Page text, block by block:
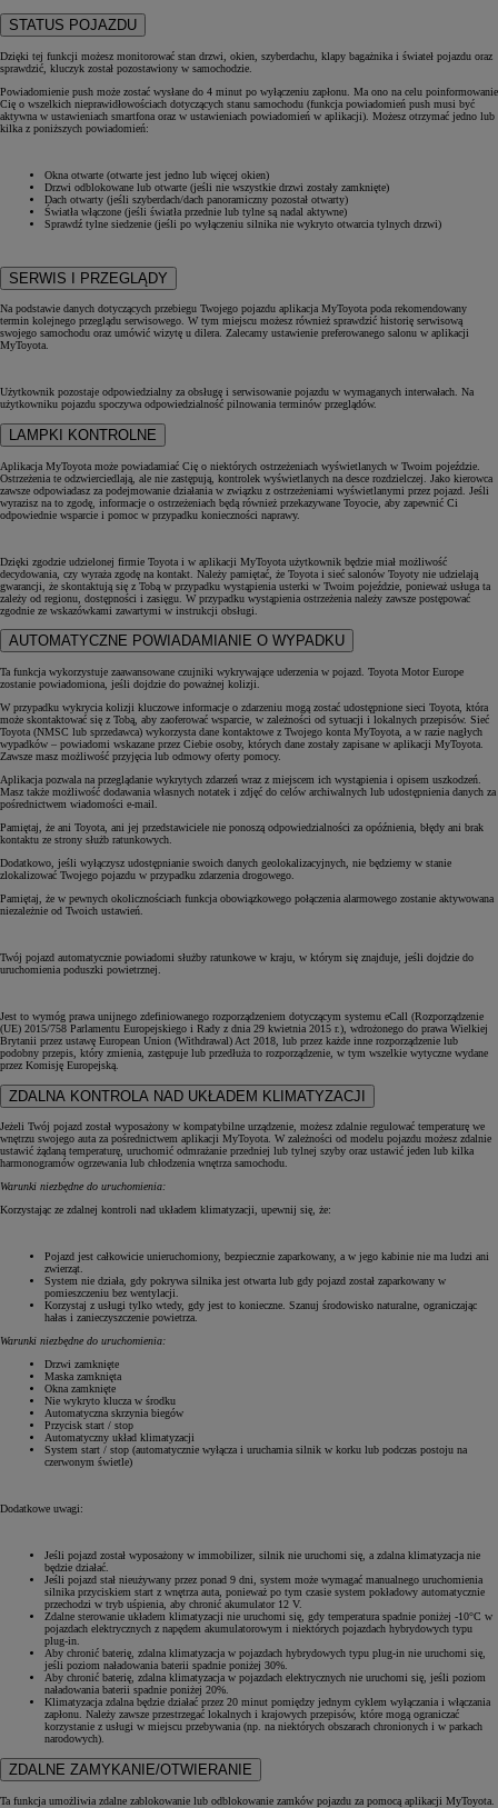
STATUS POJAZDU
Dzięki tej funkcji możesz monitorować stan drzwi, okien, szyberdachu, klapy bagażnika i świateł pojazdu oraz
sprawdzić, kluczyk został pozostawiony w samochodzie.
Powiadomienie push może zostać wysłane do 4 minut po wyłączeniu zapłonu. Ma ono na celu poinformowanie
Cię o wszelkich nieprawidłowościach dotyczących stanu samochodu (funkcja powiadomień push musi być
aktywna w ustawieniach smartfona oraz w ustawieniach powiadomień w aplikacji). Możesz otrzymać jedno lub
kilka z poniższych powiadomień:
Okna otwarte (otwarte jest jedno lub więcej okien)
Drzwi odblokowane lub otwarte (jeśli nie wszystkie drzwi zostały zamknięte)
Dach otwarty (jeśli szyberdach/dach panoramiczny pozostał otwarty)
Światła włączone (jeśli światła przednie lub tylne są nadal aktywne)
Sprawdź tylne siedzenie (jeśli po wyłączeniu silnika nie wykryto otwarcia tylnych drzwi)
SERWIS I PRZEGLĄDY
Na podstawie danych dotyczących przebiegu Twojego pojazdu aplikacja MyToyota poda rekomendowany
termin kolejnego przeglądu serwisowego. W tym miejscu możesz również sprawdzić historię serwisową
swojego samochodu oraz umówić wizytę u dilera. Zalecamy ustawienie preferowanego salonu w aplikacji
MyToyota.
Użytkownik pozostaje odpowiedzialny za obsługę i serwisowanie pojazdu w wymaganych interwałach. Na
użytkowniku pojazdu spoczywa odpowiedzialność pilnowania terminów przeglądów.
LAMPKI KONTROLNE
Aplikacja MyToyota może powiadamiać Cię o niektórych ostrzeżeniach wyświetlanych w Twoim pojeździe.
Ostrzeżenia te odzwierciedlają, ale nie zastępują, kontrolek wyświetlanych na desce rozdzielczej. Jako kierowca
zawsze odpowiadasz za podejmowanie działania w związku z ostrzeżeniami wyświetlanymi przez pojazd. Jeśli
wyrazisz na to zgodę, informacje o ostrzeżeniach będą również przekazywane Toyocie, aby zapewnić Ci
odpowiednie wsparcie i pomoc w przypadku konieczności naprawy.
Dzięki zgodzie udzielonej firmie Toyota i w aplikacji MyToyota użytkownik będzie miał możliwość
decydowania, czy wyraża zgodę na kontakt. Należy pamiętać, że Toyota i sieć salonów Toyoty nie udzielają
gwarancji, że skontaktują się z Tobą w przypadku wystąpienia usterki w Twoim pojeździe, ponieważ usługa ta
zależy od regionu, dostępności i zasięgu. W przypadku wystąpienia ostrzeżenia należy zawsze postępować
zgodnie ze wskazówkami zawartymi w instrukcji obsługi.
AUTOMATYCZNE POWIADAMIANIE O WYPADKU
Ta funkcja wykorzystuje zaawansowane czujniki wykrywające uderzenia w pojazd. Toyota Motor Europe
zostanie powiadomiona, jeśli dojdzie do poważnej kolizji.
W przypadku wykrycia kolizji kluczowe informacje o zdarzeniu mogą zostać udostępnione sieci Toyota, która
może skontaktować się z Tobą, aby zaoferować wsparcie, w zależności od sytuacji i lokalnych przepisów. Sieć
Toyota (NMSC lub sprzedawca) wykorzysta dane kontaktowe z Twojego konta MyToyota, a w razie nagłych
wypadków – powiadomi wskazane przez Ciebie osoby, których dane zostały zapisane w aplikacji MyToyota.
Zawsze masz możliwość przyjęcia lub odmowy oferty pomocy.
Aplikacja pozwala na przeglądanie wykrytych zdarzeń wraz z miejscem ich wystąpienia i opisem uszkodzeń.
Masz także możliwość dodawania własnych notatek i zdjęć do celów archiwalnych lub udostępnienia danych za
pośrednictwem wiadomości e-mail.
Pamiętaj, że ani Toyota, ani jej przedstawiciele nie ponoszą odpowiedzialności za opóźnienia, błędy ani brak
kontaktu ze strony służb ratunkowych.
Dodatkowo, jeśli wyłączysz udostępnianie swoich danych geolokalizacyjnych, nie będziemy w stanie
zlokalizować Twojego pojazdu w przypadku zdarzenia drogowego.
Pamiętaj, że w pewnych okolicznościach funkcja obowiązkowego połączenia alarmowego zostanie aktywowana
niezależnie od Twoich ustawień.
Twój pojazd automatycznie powiadomi służby ratunkowe w kraju, w którym się znajduje, jeśli dojdzie do
uruchomienia poduszki powietrznej.
Jest to wymóg prawa unijnego zdefiniowanego rozporządzeniem dotyczącym systemu eCall (Rozporządzenie
(UE) 2015/758 Parlamentu Europejskiego i Rady z dnia 29 kwietnia 2015 r.), wdrożonego do prawa Wielkiej
Brytanii przez ustawę European Union (Withdrawal) Act 2018, lub przez każde inne rozporządzenie lub
podobny przepis, który zmienia, zastępuje lub przedłuża to rozporządzenie, w tym wszelkie wytyczne wydane
przez Komisję Europejską.
ZDALNA KONTROLA NAD UKŁADEM KLIMATYZACJI
Jeżeli Twój pojazd został wyposażony w kompatybilne urządzenie, możesz zdalnie regulować temperaturę we
wnętrzu swojego auta za pośrednictwem aplikacji MyToyota. W zależności od modelu pojazdu możesz zdalnie
ustawić żądaną temperaturę, uruchomić odmrażanie przedniej lub tylnej szyby oraz ustawić jeden lub kilka
harmonogramów ogrzewania lub chłodzenia wnętrza samochodu.
Warunki niezbędne do uruchomienia:
Korzystając ze zdalnej kontroli nad układem klimatyzacji, upewnij się, że:
Pojazd jest całkowicie unieruchomiony, bezpiecznie zaparkowany, a w jego kabinie nie ma ludzi ani
zwierząt.
System nie działa, gdy pokrywa silnika jest otwarta lub gdy pojazd został zaparkowany w
pomieszczeniu bez wentylacji.
Korzystaj z usługi tylko wtedy, gdy jest to konieczne. Szanuj środowisko naturalne, ograniczając
hałas i zanieczyszczenie powietrza.
Warunki niezbędne do uruchomienia:
Drzwi zamknięte
Maska zamknięta
Okna zamknięte
Nie wykryto klucza w środku
Automatyczna skrzynia biegów
Przycisk start / stop
Automatyczny układ klimatyzacji
System start / stop (automatycznie wyłącza i uruchamia silnik w korku lub podczas postoju na
czerwonym świetle)
Dodatkowe uwagi:
Jeśli pojazd został wyposażony w immobilizer, silnik nie uruchomi się, a zdalna klimatyzacja nie
będzie działać.
Jeśli pojazd stał nieużywany przez ponad 9 dni, system może wymagać manualnego uruchomienia
silnika przyciskiem start z wnętrza auta, ponieważ po tym czasie system pokładowy automatycznie
przechodzi w tryb uśpienia, aby chronić akumulator 12 V.
Zdalne sterowanie układem klimatyzacji nie uruchomi się, gdy temperatura spadnie poniżej -10°C w
pojazdach elektrycznych z napędem akumulatorowym i niektórych pojazdach hybrydowych typu
plug-in.
Aby chronić baterię, zdalna klimatyzacja w pojazdach hybrydowych typu plug-in nie uruchomi się,
jeśli poziom naładowania baterii spadnie poniżej 30%.
Aby chronić baterię, zdalna klimatyzacja w pojazdach elektrycznych nie uruchomi się, jeśli poziom
naładowania baterii spadnie poniżej 20%.
Klimatyzacja zdalna będzie działać przez 20 minut pomiędzy jednym cyklem wyłączania i włączania
zapłonu. Należy zawsze przestrzegać lokalnych i krajowych przepisów, które mogą ograniczać
korzystanie z usługi w miejscu przebywania (np. na niektórych obszarach chronionych i w parkach
narodowych).
ZDALNE ZAMYKANIE/OTWIERANIE
Ta funkcja umożliwia zdalne zablokowanie lub odblokowanie zamków pojazdu za pomocą aplikacji MyToyota.